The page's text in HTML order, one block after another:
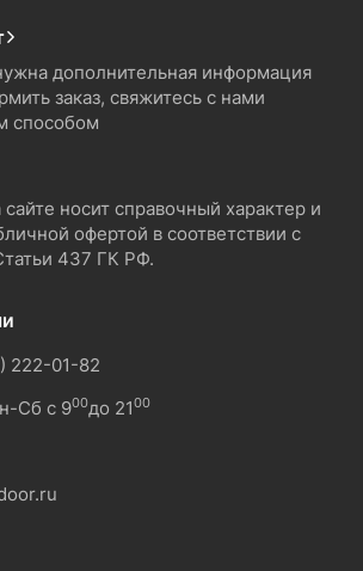
дополнительная информация
заказ, свяжитесь с нами
способом
носит справочный характер и
офертой в соответствии с
437 ГК РФ.
222-01-82
Сб с 900до 2100